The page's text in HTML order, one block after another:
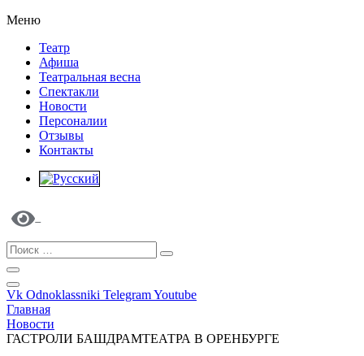
Меню
Театр
Афиша
Театральная весна
Спектакли
Новости
Персоналии
Отзывы
Контакты
Vk Odnoklassniki TelegramYoutube
Главная
Новости
ГАСТРОЛИ БАШДРАМТЕАТРА В ОРЕНБУРГЕ